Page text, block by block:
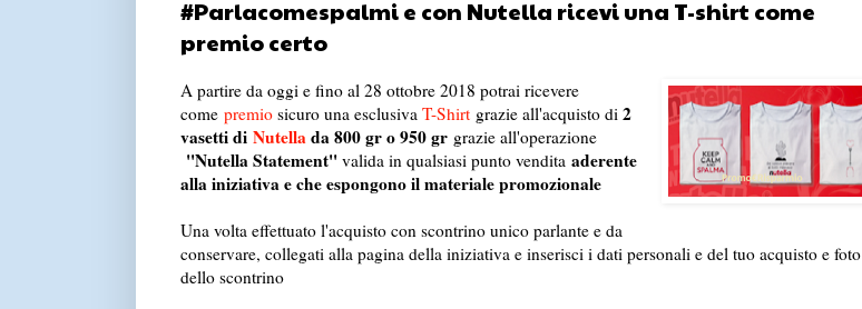
#Parlacomespalmi e con Nutella ricevi una T-shirt come
premio certo
A partire da oggi e fino al 28 ottobre 2018 potrai ricevere
come premiosicuro una esclusiva T-Shirt grazie all'acquisto di 2
vasetti di Nutellada 800 gr o 950 grgrazie all'operazione
''Nutella Statement'' valida in qualsiasi punto vendita aderente
alla iniziativa e che espongono il materiale promozionale
Una volta effettuato l'acquisto con scontrino unico parlante e da
conservare, collegati alla pagina della iniziativa e inserisci i dati personali e del tuo acquisto e foto
dello scontrino